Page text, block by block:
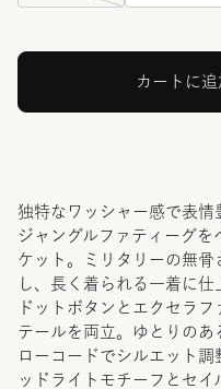
カートに追
独特なワッシャー感で表情
ジャングルファティーグを
ケット。ミリタリーの無
し、長く着られる一着に
ドットボタンとエクセラ
テールを両立。ゆとりの
ローコードでシルエット
ッドライトモチーフとセ